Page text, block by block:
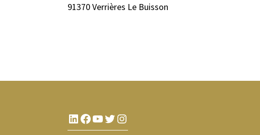
91370 Verrières Le Buisson
LinkedIn
Facebook
YouTube
Twitter
Instagram